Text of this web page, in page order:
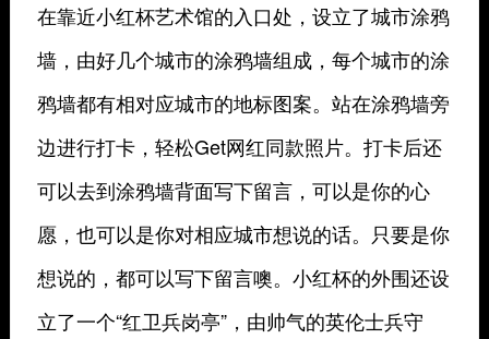
在靠近小红杯艺术馆的入口处，设立了城市涂鸦
墙，由好几个城市的涂鸦墙组成，每个城市的涂
鸦墙都有相对应城市的地标图案。站在涂鸦墙旁
边进行打卡，轻松Get网红同款照片。打卡后还
可以去到涂鸦墙背面写下留言，可以是你的心
愿，也可以是你对相应城市想说的话。只要是你
想说的，都可以写下留言噢。小红杯的外围还设
立了一个“红卫兵岗亭”，由帅气的英伦士兵守